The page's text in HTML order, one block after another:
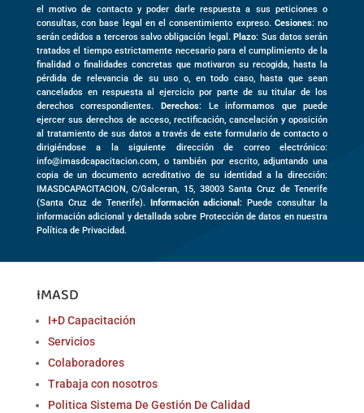
el motivo de contacto y poder darle respuesta a sus peticiones o
consultas, con base legal en el consentimiento expreso. Cesiones: no
serán cedidos a terceros salvo obligación legal.Plazo: Sus datos serán
tratados el tiempo estrictamente necesario para el cumplimiento de la
finalidad o finalidades concretas que motivaron su recogida, hasta la
pérdida de relevancia de su uso o, en todo caso, hasta que sean
cancelados en respuesta al ejercicio por parte de su titular de los
derechos correspondientes. Derechos: Le informamos que puede
ejercer sus derechos de acceso, rectificación, cancelación y oposición
al tratamiento de sus datos a través de este formulario de contacto o
dirigiéndose a la siguiente dirección de correo electrónico:
info@imasdcapacitacion.com, o también por escrito, adjuntando una
copia de un documento acreditativo de su identidad a la dirección:
IMASDCAPACITACION,C/Galceran, 15, 38003Santa Cruz de Tenerife
(Santa Cruz de Tenerife).Información adicional: Puede consultar la
información adicional y detallada sobre Protección de datos en nuestra
Política de Privacidad.
IMASD
I+D Capacitación
Servicios
Colaboradores
Trabaja con nosotros
Politica Sistema De Gestión De Calidad